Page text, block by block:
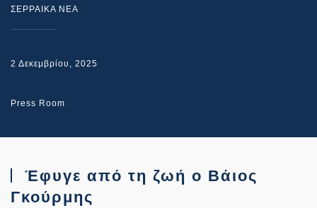
ΣΕΡΡΑΙΚΑ ΝΕΑ
2 Δεκεμβρίου, 2025
Press Room
Έφυγε από τη ζωή ο Βάιος
Γκούρμης